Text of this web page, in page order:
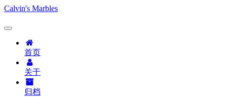
Calvin's Marbles
首页
关于
归档